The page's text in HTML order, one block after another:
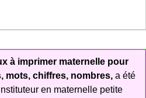
à imprimer maternelle pour
mots, chiffres, nombres, a été
en maternelle petite